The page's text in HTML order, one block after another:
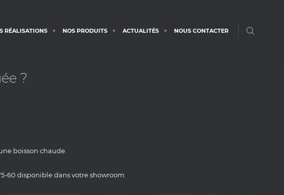
RÉALISATIONS NOS PRODUITS ACTUALITÉS NOUS CONTACTER
?
boisson chaude.
60 disponible dans votre showroom